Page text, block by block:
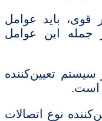
قوی، باید عوامل
این عوامل
تعیین‌کننده
است.
نوع اتصالات